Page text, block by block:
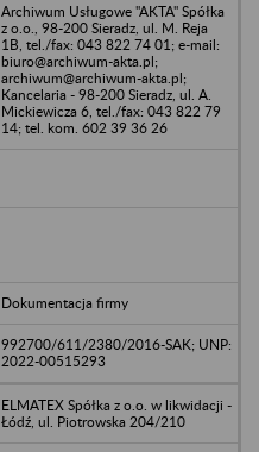
Archiwum Usługowe "AKTA" Spółka
z o.o., 98-200 Sieradz, ul. M. Reja
1B, tel./fax: 043 822 74 01; e-mail:
biuro@archiwum-akta.pl;
archiwum@archiwum-akta.pl;
Kancelaria - 98-200 Sieradz, ul. A.
Mickiewicza 6, tel./fax: 043 822 79
14; tel. kom. 602 39 36 26
Dokumentacja firmy
992700/611/2380/2016-SAK; UNP:
2022-00515293
ELMATEX Spółka z o.o. w likwidacji -
Łódź, ul. Piotrowska 204/210